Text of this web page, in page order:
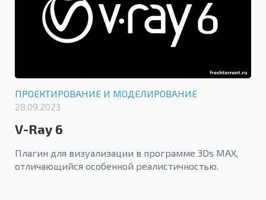
ПРОЕКТИРОВАНИЕ И МОДЕЛИРОВАНИЕ
28.09.2023
V-Ray 6
Плагин для визуализации в программе 3Ds MAX,
отличающийся особенной реалистичностью.